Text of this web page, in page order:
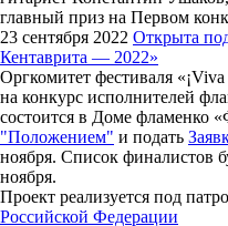
главный приз на Первом
23 сентября 2022 Открыта
Кентаврита — 2022»
Оргкомитет фестиваля
на конкурс исполнителей
состоится в Доме фламенко
"Положением" и подать
ноября. Список финалистов
ноября.
Проект реализуется под
Российской Федерации